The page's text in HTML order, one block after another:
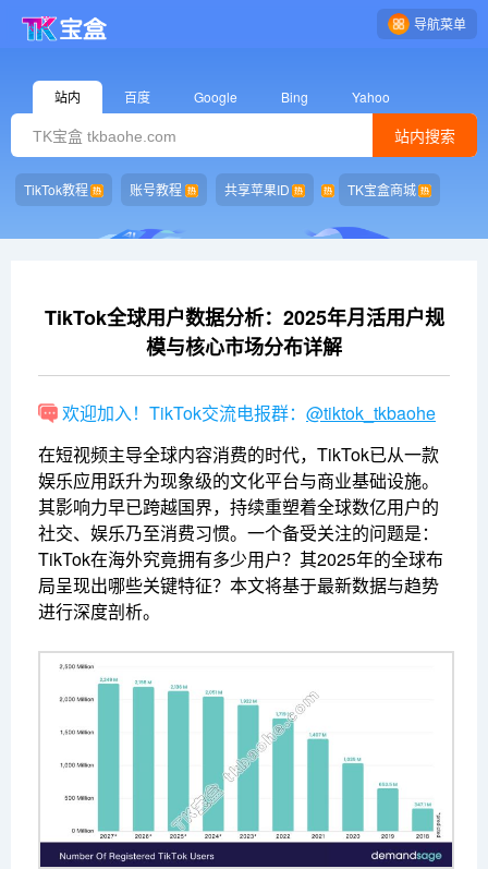
导航菜单
站内 百度 Google Bing Yahoo
站内搜索
TikTok教程 账号教程 共享苹果ID TK宝盒商城
TikTok全球用户数据分析：2025年月活用户规
模与核心市场分布详解
欢迎加入！TikTok交流电报群： @tiktok_tkbaohe
在短视频主导全球内容消费的时代，TikTok已从一款
娱乐应用跃升为现象级的文化平台与商业基础设施。
其影响力早已跨越国界，持续重塑着全球数亿用户的
社交、娱乐乃至消费习惯。一个备受关注的问题是：
TikTok在海外究竟拥有多少用户？其2025年的全球布
局呈现出哪些关键特征？本文将基于最新数据与趋势
进行深度剖析。